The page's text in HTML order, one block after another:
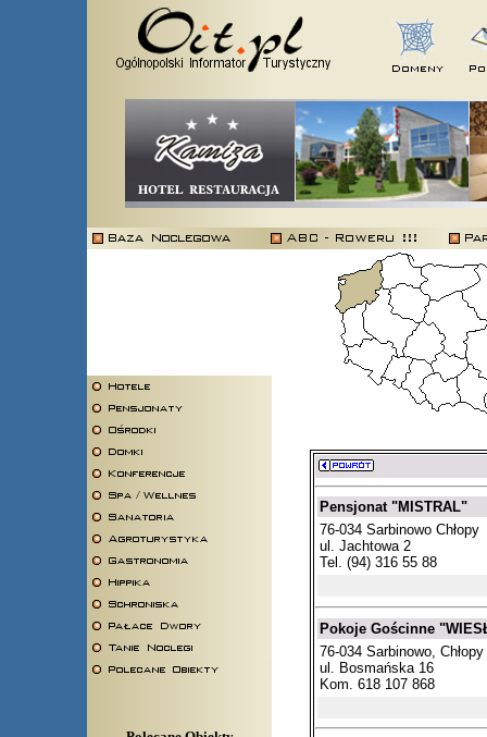
Pensjonat "MISTRAL"
76-034 Sarbinowo Chłopy
ul. Jachtowa 2
Tel. (94) 316 55 88
Pokoje Gościnne
76-034 Sarbinowo, Chłopy
ul. Bosmańska 16
Kom. 618 107 868